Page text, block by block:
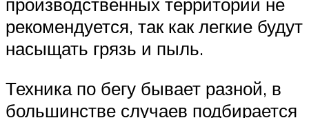
производственных территорий не
рекомендуется, так как легкие будут
насыщать грязь и пыль.
Техника по бегу бывает разной, в
большинстве случаев подбирается